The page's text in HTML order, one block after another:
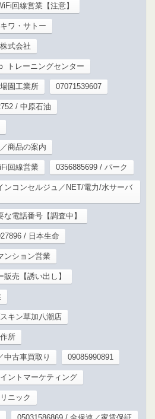
回線営業【注意】
ワ・サトー
式会社
トレーニングセンター
園工業所 07071539607
/ 中原石油
商品の案内
回線営業 0356885699 / パーク
ンコンセルジュ／NET/電力/水サーバ
電話番号【調査中】
/ 日本生命
ンション営業
売【誘い出し】
キン草加八潮店
所
中古車買取り 09085990891
ントマーケティング
ニック